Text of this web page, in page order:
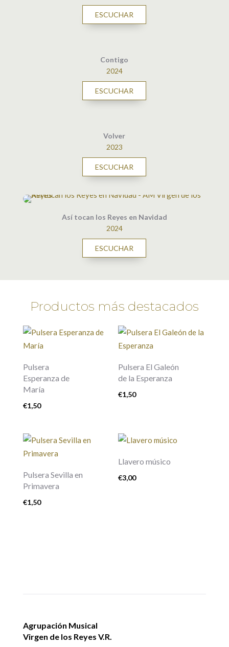
ESCUCHAR
Contigo
2024
ESCUCHAR
Volver
2023
ESCUCHAR
Así tocan los Reyes en Navidad
2024
ESCUCHAR
Productos más destacados
Pulsera
Esperanza de
María
€1,50
Pulsera El Galeón
de la Esperanza
€1,50
Pulsera Sevilla en
Primavera
€1,50
Llavero músico
€3,00
Agrupación Musical
Virgen de los Reyes V.R.